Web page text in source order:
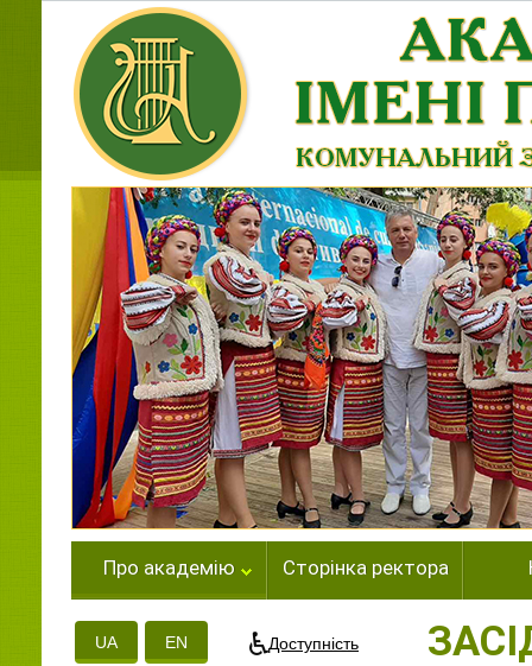
Про академію Сторінка ректора
UA EN Доступність